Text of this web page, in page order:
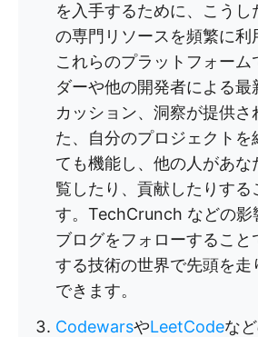
を入手するために、こうし
の専門リソースを頻繁に利
これらのプラットフォーム
ダーや他の開発者による最
カッション、洞察が提供さ
た、自分のプロジェクトを
ても機能し、他の人があな
覧したり、貢献したりする
す。TechCrunch などの影
ブログをフォローすること
する技術の世界で先頭を走
できます。
CodewarsやLeetCodeな